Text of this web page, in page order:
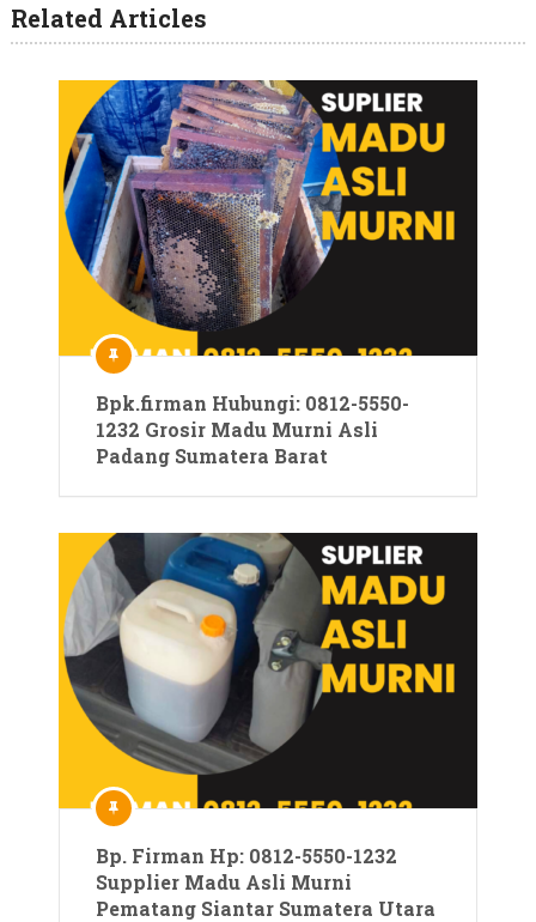
Related Articles
Bpk.firman Hubungi: 0812-5550-
1232 Grosir Madu Murni Asli
Padang Sumatera Barat
Bp. Firman Hp: 0812-5550-1232
Supplier Madu Asli Murni
Pematang Siantar Sumatera Utara